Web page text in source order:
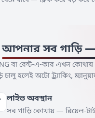
আপনার সব গাড়ি —
বা রেন্ট-এ-কার এখন
চালু হলেই অটো ট্র্যাকিং,
লাইভ অবস্থান
সব গাড়ি কোথায় — রিয়েল-